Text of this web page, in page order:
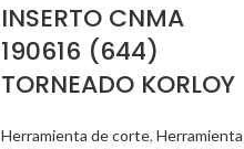
INSERTO CNMA
190616 (644)
TORNEADO KORLOY
Herramienta de corte, Herramienta